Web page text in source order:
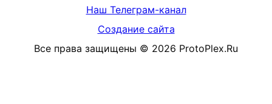
Наш Телеграм-канал
Создание сайта
Все права защищены © 2026 ProtoPlex.Ru